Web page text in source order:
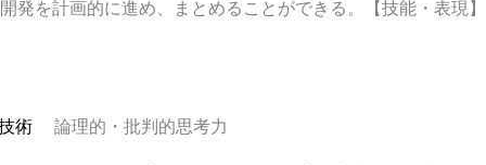
発を計画的に進め、まとめることができる。【技能・表現】
術
論理的・批判的思考力